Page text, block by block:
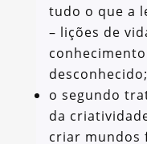
tudo o que a
– lições de
desconhecido;
o segundo
da
criar mundos